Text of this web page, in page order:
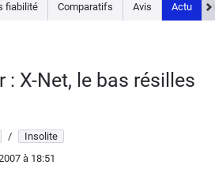
fiabilité Comparatifs Avis Actu
: X-Net, le bas résilles
/
Insolite
à 18:51